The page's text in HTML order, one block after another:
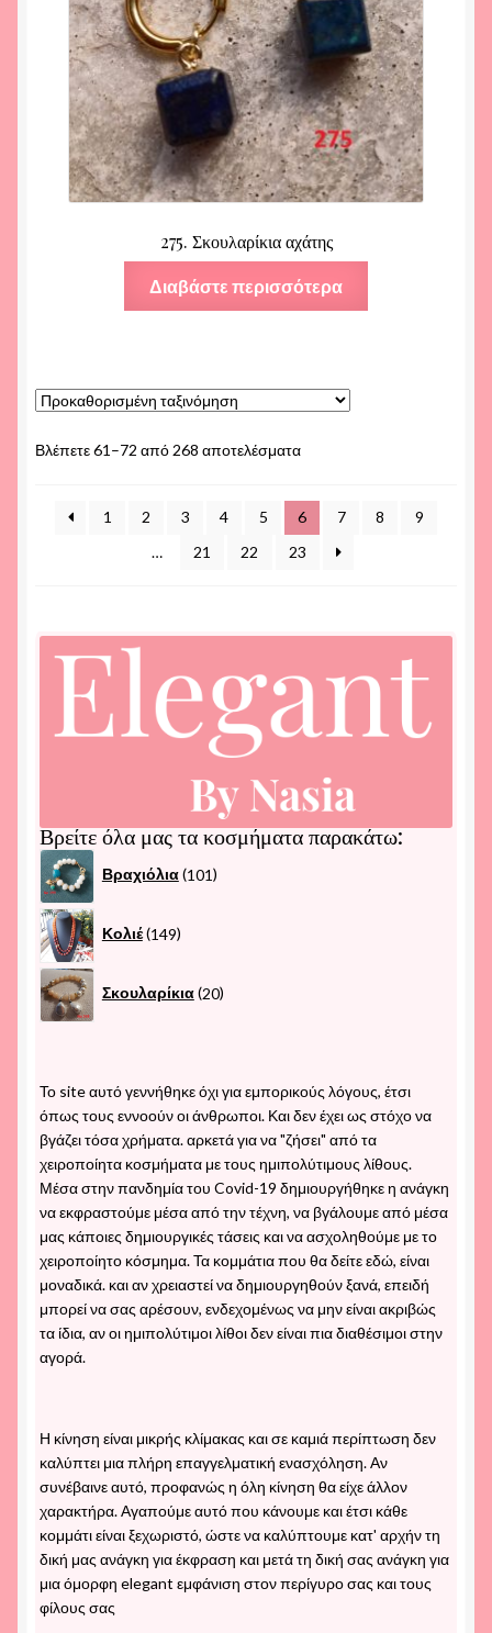
275. Σκουλαρίκια αχάτης
Διαβάστε περισσότερα
Βλέπετε 61–72 από 268 αποτελέσματα
1 2 3 4 5 6 7 8
9
…
21 22 23
Βρείτε όλα μας τα κοσμήματα παρακάτω:
Βραχιόλια 101προϊόντα
Κολιέ 149προϊόντα
Σκουλαρίκια 20προϊόντα
Το site αυτό γεννήθηκε όχι για εμπορικούς λόγους, έτσι
όπως τους εννοούν οι άνθρωποι. Και δεν έχει ως στόχο να
βγάζει τόσα χρήματα. αρκετά για να "ζήσει" από τα
χειροποίητα κοσμήματα με τους ημιπολύτιμους λίθους.
Μέσα στην πανδημία του Covid-19 δημιουργήθηκε η ανάγκη
να εκφραστούμε μέσα από την τέχνη, να βγάλουμε από μέσα
μας κάποιες δημιουργικές τάσεις και να ασχοληθούμε με το
χειροποίητο κόσμημα. Τα κομμάτια που θα δείτε εδώ, είναι
μοναδικά. και αν χρειαστεί να δημιουργηθούν ξανά, επειδή
μπορεί να σας αρέσουν, ενδεχομένως να μην είναι ακριβώς
τα ίδια, αν οι ημιπολύτιμοι λίθοι δεν είναι πια διαθέσιμοι στην
αγορά.
Η κίνηση είναι μικρής κλίμακας και σε καμιά περίπτωση δεν
καλύπτει μια πλήρη επαγγελματική ενασχόληση. Αν
συνέβαινε αυτό, προφανώς η όλη κίνηση θα είχε άλλον
χαρακτήρα. Αγαπούμε αυτό που κάνουμε και έτσι κάθε
κομμάτι είναι ξεχωριστό, ώστε να καλύπτουμε κατ' αρχήν τη
δική μας ανάγκη για έκφραση και μετά τη δική σας ανάγκη για
μια όμορφη elegant εμφάνιση στον περίγυρο σας και τους
φίλους σας